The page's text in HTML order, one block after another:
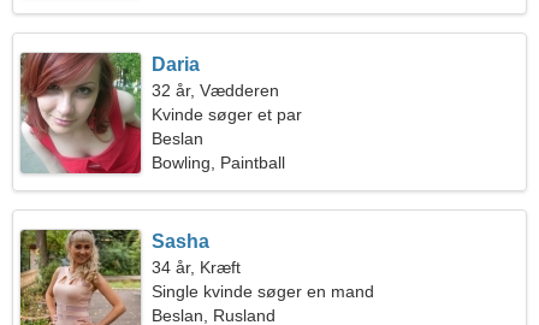
Daria
32 år, Vædderen
Kvinde søger et par
Beslan
Bowling, Paintball
Sasha
34 år, Kræft
Single kvinde søger en mand
Beslan, Rusland